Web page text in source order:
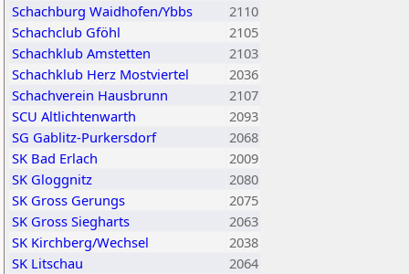
Schachburg Waidhofen/Ybbs
2110
Schachclub Gföhl
2105
Schachklub Amstetten
2103
Schachklub Herz Mostviertel
2036
Schachverein Hausbrunn
2107
SCU Altlichtenwarth
2093
SG Gablitz-Purkersdorf
2068
SK Bad Erlach
2009
SK Gloggnitz
2080
SK Gross Gerungs
2075
SK Gross Siegharts
2063
SK Kirchberg/Wechsel
2038
SK Litschau
2064